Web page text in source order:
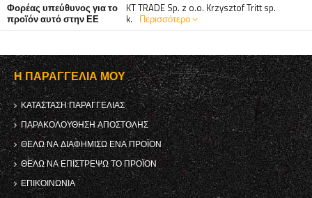
Φορέας υπεύθυνος για το
προϊόν αυτό στην ΕΕ
KT TRADE Sp. z o.o. Krzysztof Tritt sp.
k. Περισσότερο
Η ΠΑΡΑΓΓΕΛΊΑ ΜΟΥ
ΚΑΤΆΣΤΑΣΗ ΠΑΡΑΓΓΕΛΊΑΣ
ΠΑΡΑΚΟΛΟΎΘΗΣΗ ΑΠΟΣΤΟΛΉΣ
ΘΈΛΩ ΝΑ ΔΙΑΦΗΜΊΣΩ ΈΝΑ ΠΡΟΪΌΝ
ΘΈΛΩ ΝΑ ΕΠΙΣΤΡΈΨΩ ΤΟ ΠΡΟΪΌΝ
ΕΠΙΚΟΙΝΩΝΊΑ